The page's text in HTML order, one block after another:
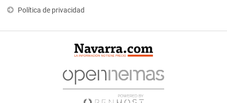
Política de privacidad